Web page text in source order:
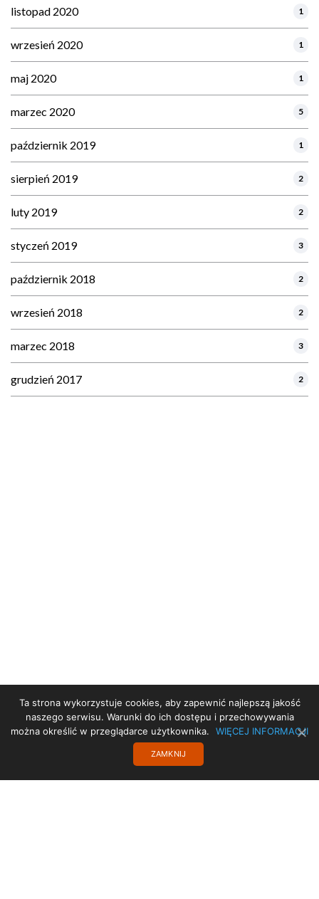
listopad 2020 1
wrzesień 2020 1
maj 2020 1
marzec 2020 5
październik 2019 1
sierpień 2019 2
luty 2019 2
styczeń 2019 3
październik 2018 2
wrzesień 2018 2
marzec 2018 3
grudzień 2017 2
Ta strona wykorzystuje cookies, aby zapewnić najlepszą jakość
naszego serwisu. Warunki do ich dostępu i przechowywania
można określić w przeglądarce użytkownika.
WIĘCEJ INFORMACJI
ZAMKNIJ
STRONA GŁÓWNA
PROJEKT UE
STARA STRONA